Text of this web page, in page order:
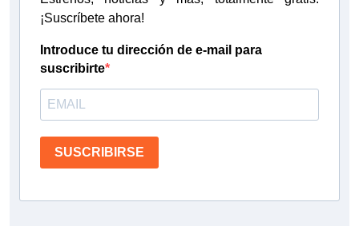
¡Suscríbete ahora!
Introduce tu dirección de e-mail para
suscribirte
SUSCRIBIRSE